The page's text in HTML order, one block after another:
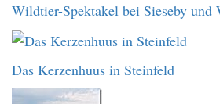
Wildtier-Spektakel bei Sieseby und
Das Kerzenhuus in Steinfeld